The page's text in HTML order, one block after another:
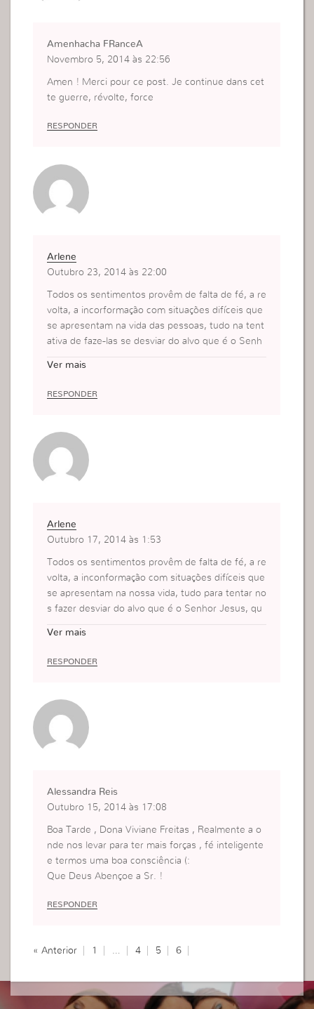
Amenhacha FRanceA
Novembro 5, 2014 às 22:56
Amen ! Merci pour ce post. Je continue dans cet
te guerre, révolte, force
RESPONDER
Arlene
Outubro 23, 2014 às 22:00
Todos os sentimentos provêm de falta de fé, a re
volta, a incorformação com situações difíceis que
se apresentam na vida das pessoas, tudo na tent
ativa de faze-las se desviar do alvo que é o Senh
Ver mais
RESPONDER
Arlene
Outubro 17, 2014 às 1:53
Todos os sentimentos provêm de falta de fé, a re
volta, a inconformação com situações difíceis que
se apresentam na nossa vida, tudo para tentar no
s fazer desviar do alvo que é o Senhor Jesus, qu
Ver mais
RESPONDER
Alessandra Reis
Outubro 15, 2014 às 17:08
Boa Tarde , Dona Viviane Freitas , Realmente a o
nde nos levar para ter mais forças , fé inteligente
e termos uma boa consciência (:
Que Deus Abençoe a Sr. !
RESPONDER
« Anterior 1 … 4 5 6